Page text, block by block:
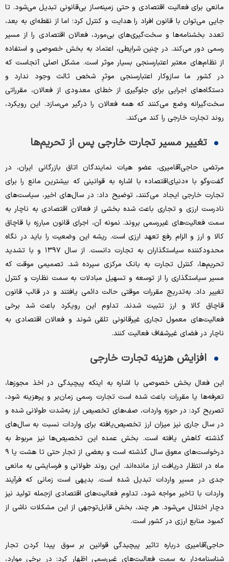
مانعی برای فعالیت اقتصادی و حتی زمینه‌ساز بی‌قانونی تبدیل می‌شود. تا
جایی می‌توان با قانون افراد را هدایت و کنترل کرد؛ اما از نقطه‌ای به بعد،
تعدد بخشنامه‌ها و سخت‌گیری‌های بی‌مورد، فعالان اقتصادی را از مسیر
رسمی دور می‌کند. در چنین شرایطی، اعتماد به بخش خصوصی و استفاده
از نظام‌های معتبر اعتبارسنجی بسیار موثر است. مشکل اصلی آنجاست که
در کشور ما سازوکار اعتبارسنجی موثرِ شخص ثالث وجود ندارد و
دستگاه‌های اجرایی برای جلوگیری از خطای معدودی از فعالان، مقرراتی
سخت‌گیرانه وضع می‌کنند که همه فعالان را درگیر می‌سازد. این رویکرد،
روند تجارت خارجی را کند می‌کند.
تغییر مسیر تجارت خارجی پس از تحریم‌ها
مرتضی حاجی‌آقامیری، عضو هیات نمایندگان اتاق بازرگانی ایران، در
گفت‌وگو با «دنیای‌اقتصاد» با اشاره به قوانینی که بیشترین مانع را برای
تجارت خارجی ایجاد می‌کنند، توضیح داد: در سال‌های اخیر، سیاست‌های
نادرست ارزی و تجاری باعث شده بخشی از فعالان اقتصادی به ناچار به
سمت فعالیت‌های غیررسمی بروند. نمونه آن، اجرای قانون مبارزه با قاچاق
کالا و ارز و الزام رفع تعهد ارزی است. ریشه این وضعیت را باید در نگاه
محدودکننده سیاستگذاران به تجارت دانست. از سال ۱۳۹۷ و با تشدید
تحریم‌ها، کنترل تجارت به بانک مرکزی سپرده شد. تصمیمی موقت که
مسیر سیاستگذاری را از توسعه و تسهیل مبادلات به سمت نظارت و کنترل
تغییر داد. به‌تدریج مقررات موقتی حالت دائمی یافتند و در قالب قانون
قاچاق کالا و ارز تثبیت شدند. تداوم این رویکرد باعث شد برخی
فعالیت‌های معمول تجاری غیرقانونی تلقی شوند و فعالان اقتصادی به
ناچار در فضای غیرشفاف فعالیت کنند.
افزایش هزینه تجارت خارجی
این فعال بخش خصوصی با اشاره به اینکه پیچیدگی در اخذ مجوزها،
تعرفه‌ها یا مقررات باعث شده است تجارت رسمی زمان‌بر و پرهزینه شود،
تصریح کرد: در حوزه واردات، صف‌های تخصیص ارز به‌شدت طولانی شده و
در سال جاری نیز میزان ارز تخصیص‌یافته برای واردات نسبت به سال‌های
گذشته کاهش یافته است. بخش عمده این تخصیص‌ها نیز مربوط به
درخواست‌های معوق سال گذشته است و بعضی از تجار حتی تا هشت یا ۹
ماه در انتظار دریافت ارز مانده‌اند. این روند طولانی و فرسایشی به مانعی
جدی در مسیر واردات تبدیل شده است. بدیهی است زمانی که فرآیند
واردات با تاخیر مواجه شود، تداوم فعالیت‌های اقتصادی ازجمله تولید نیز
دچار اختلال می‌شود. هر چند، بخش قابل‌توجهی از این مشکلات ناشی از
کمبود منابع ارزی در کشور است.
حاجی‌آقامیری درباره تاثیر پیچیدگی قوانین بر سوق پیدا کردن تجار
شناسنامه‌دار به سمت فعالیت‌های غیررسمی اظهار کرد: در برخی موارد،